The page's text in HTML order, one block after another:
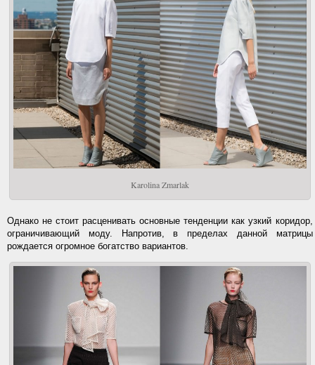
Karolina Zmarlak
Однако не стоит расценивать основные тенденции как узкий коридор,
ограничивающий моду. Напротив, в пределах данной матрицы
рождается огромное богатство вариантов.